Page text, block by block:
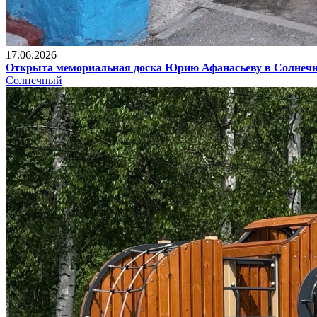
17.06.2026
Открыта мемориальная доска Юрию Афанасьеву в
Солнечный